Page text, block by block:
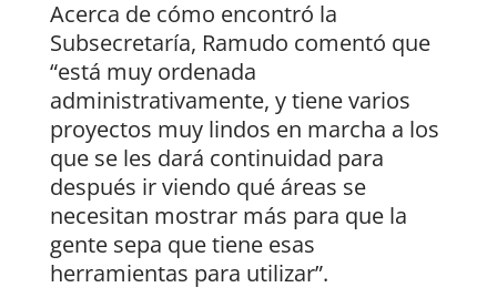
Acerca de cómo encontró la
Subsecretaría, Ramudo comentó que
“está muy ordenada
administrativamente, y tiene varios
proyectos muy lindos en marcha a los
que se les dará continuidad para
después ir viendo qué áreas se
necesitan mostrar más para que la
gente sepa que tiene esas
herramientas para utilizar”.